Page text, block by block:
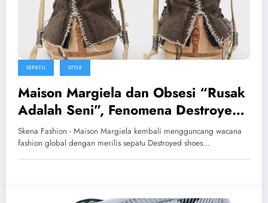
SEPATU STYLE
Maison Margiela dan Obsesi “Rusak
Adalah Seni”, Fenomena Destroyed
Shoes Rp17,5 Juta
Skena Fashion - Maison Margiela kembali mengguncang wacana
fashion global dengan merilis sepatu Destroyed shoes…